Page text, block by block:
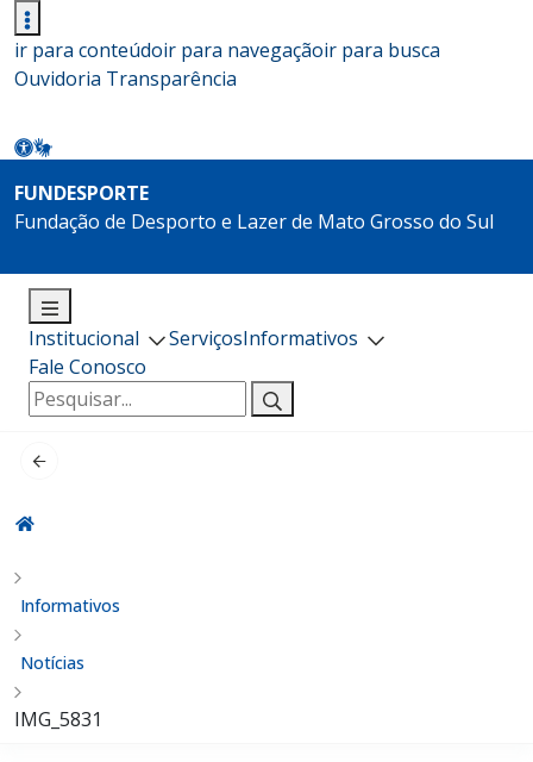
ir para conteúdoir para navegaçãoir para busca
Ouvidoria Transparência
FUNDESPORTE
Fundação de Desporto e Lazer de Mato Grosso do Sul
Institucional ServiçosInformativos
Fale Conosco
Pesquisar
por:
Informativos
Notícias
IMG_5831